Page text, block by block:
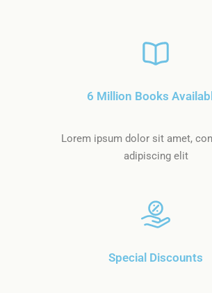
6 Million Books
Lorem ipsum dolor sit amet,
adipiscing elit
Special Discounts